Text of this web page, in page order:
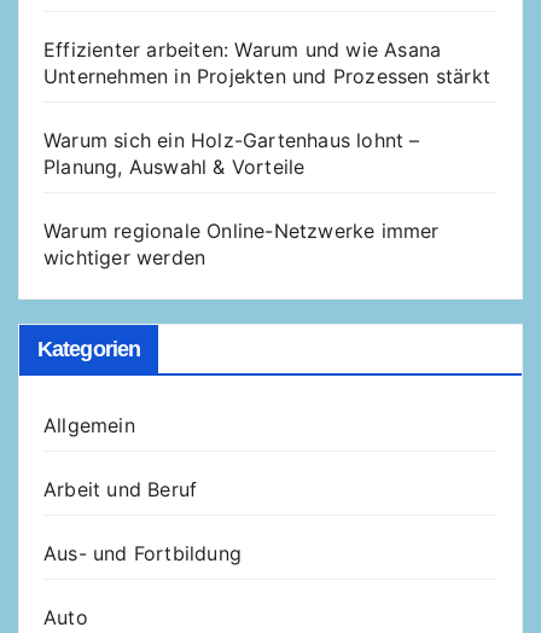
Effizienter arbeiten: Warum und wie Asana
Unternehmen in Projekten und Prozessen stärkt
Warum sich ein Holz-Gartenhaus lohnt –
Planung, Auswahl & Vorteile
Warum regionale Online-Netzwerke immer
wichtiger werden
Kategorien
Allgemein
Arbeit und Beruf
Aus- und Fortbildung
Auto